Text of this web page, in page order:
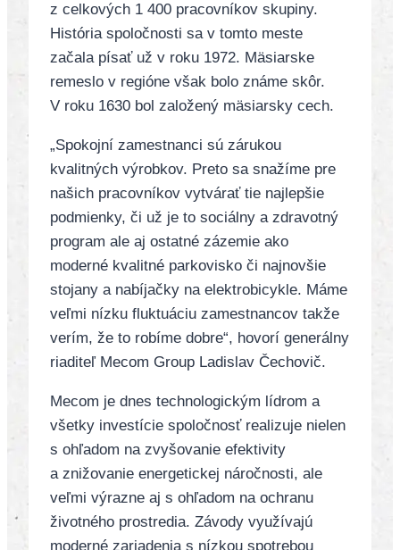
z celkových 1 400 pracovníkov skupiny.
História spoločnosti sa v tomto meste
začala písať už v roku 1972. Mäsiarske
remeslo v regióne však bolo známe skôr.
V roku 1630 bol založený mäsiarsky cech.
„Spokojní zamestnanci sú zárukou
kvalitných výrobkov. Preto sa snažíme pre
našich pracovníkov vytvárať tie najlepšie
podmienky, či už je to sociálny a zdravotný
program ale aj ostatné zázemie ako
moderné kvalitné parkovisko či najnovšie
stojany a nabíjačky na elektrobicykle. Máme
veľmi nízku fluktuáciu zamestnancov takže
verím, že to robíme dobre“, hovorí generálny
riaditeľ Mecom Group Ladislav Čechovič.
Mecom je dnes technologickým lídrom a
všetky investície spoločnosť realizuje nielen
s ohľadom na zvyšovanie efektivity
a znižovanie energetickej náročnosti, ale
veľmi výrazne aj s ohľadom na ochranu
životného prostredia. Závody využívajú
moderné zariadenia s nízkou spotrebou